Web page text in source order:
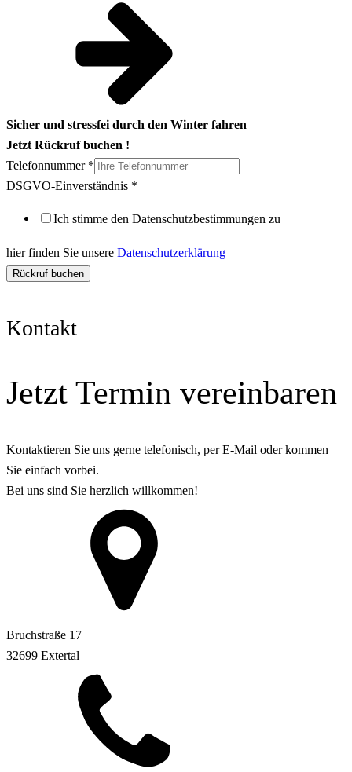
Sicher und stressfei durch den Winter fahren
Jetzt Rückruf buchen !
Telefonnummer *
DSGVO-
Telefonnummer
DSGVO-Einverständnis *
Ich stimme den Datenschutzbestimmungen zu
hier finden Sie unsere Datenschutzerklärung
Rückruf buchen
Kontakt
Jetzt Termin vereinbaren
Kontaktieren Sie uns gerne telefonisch, per E-Mail oder kommen
Sie einfach vorbei.
Bei uns sind Sie herzlich willkommen!
Bruchstraße 17
32699 Extertal